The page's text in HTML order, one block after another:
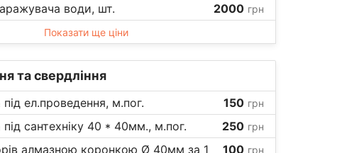
води, шт. 2000 грн
Показати ще ціни
та свердління
ел.проведення, м.пог. 150 грн
сантехніку 40 * 40мм., м.пог. 250 грн
алмазною коронкою Ø 40мм за 1 100 грн